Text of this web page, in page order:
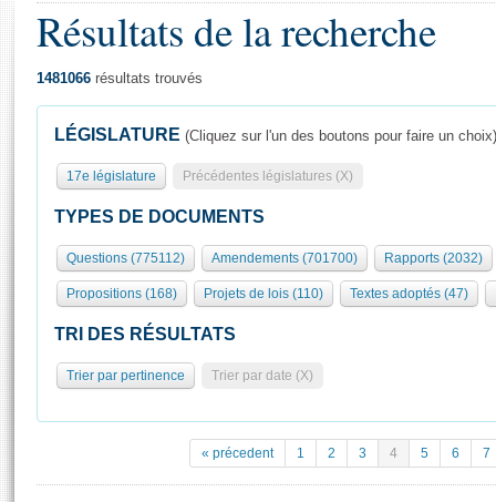
Présidence
577 députés
Groupes politiques
Séance publique
Commissions et autres organes
Europe et International
Pétitions
Général
Rôle et pouvoirs de l'Assemblée
Organisation de l'Assemblée
Présidence Conférence des Présidents Bureau Collège des
Statistiques et chiffres clés
Documents de référence
( Constitution | Règlement de l'Assemblée ... )
Visiter l'Assemblée
Visite virtuelle du palais Bourbon
Assister à une séance
Résultats de la recherche
1481066 résultats trouvés
LÉGISLATURE (Cliquez sur l'un des boutons pour faire un choix)
17e législature Précédentes législatures (X)
TYPES DE DOCUMENTS
Questions (775112) Amendements (701700) Rapports (2032)
Propositions (168) Projets de lois (110) Textes adoptés (47)
TRI DES RÉSULTATS
Trier par pertinence Trier par date (X)
« précedent 1 2 3 4 5 6 7